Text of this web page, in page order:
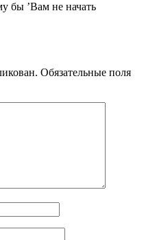
бы ’Вам не начать
Обязательные поля